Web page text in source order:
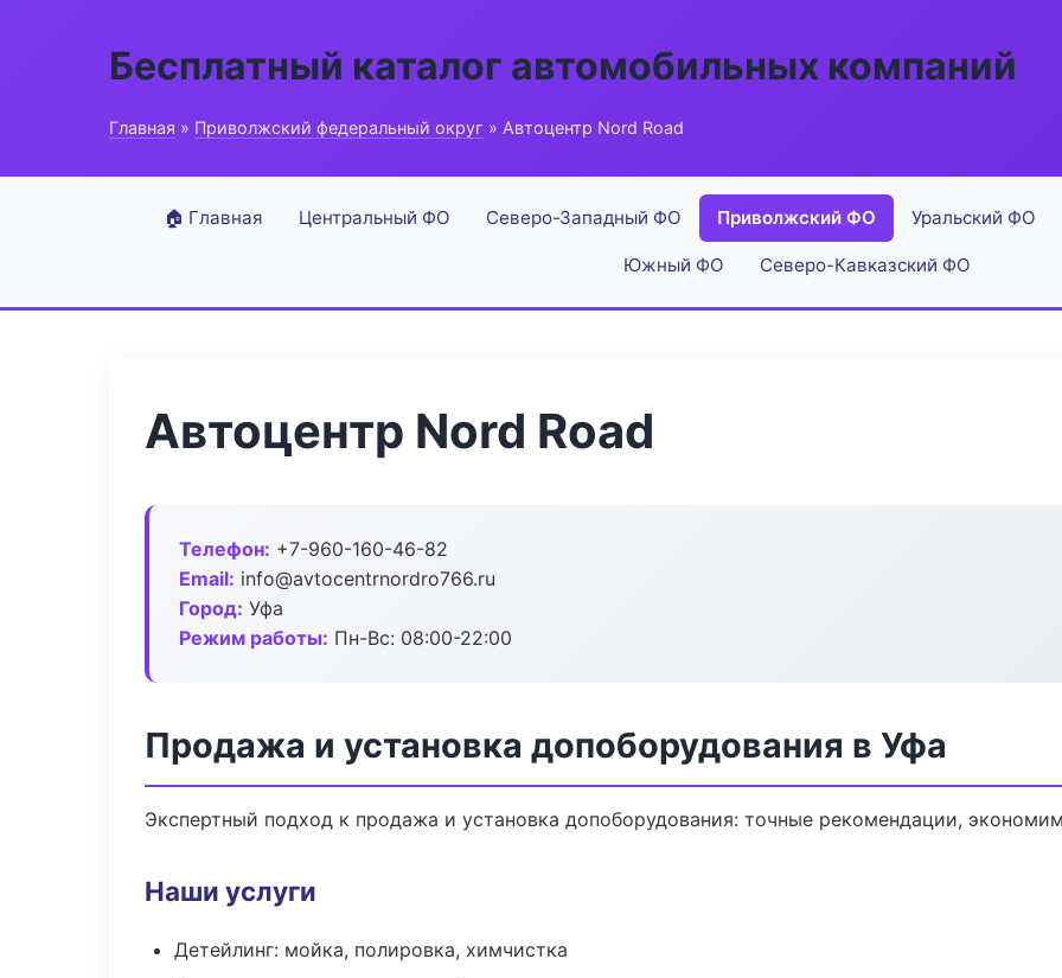
Бесплатный каталог автомобильных компаний
Главная » Приволжский федеральный округ » Автоцентр Nord Road
🏠 Главная Центральный ФО Северо-Западный ФО Приволжский ФО Уральский ФО
Южный ФО Северо-Кавказский ФО
Автоцентр Nord Road
Телефон: +7-960-160-46-82
Email: info@avtocentrnordro766.ru
Город: Уфа
Режим работы: Пн-Вс: 08:00-22:00
Продажа и установка допоборудования в Уфа
Экспертный подход к продажа и установка допоборудования: точные рекомендации,
Наши услуги
Детейлинг: мойка, полировка, химчистка